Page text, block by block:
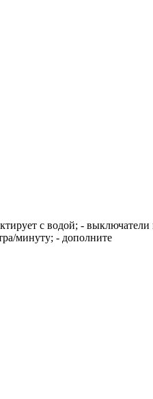
с водой; -
минуту; - дополните